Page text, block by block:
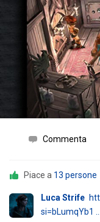
Commenta
Piace a 13 persone
Luca Strife
si=bLumqYb1 …